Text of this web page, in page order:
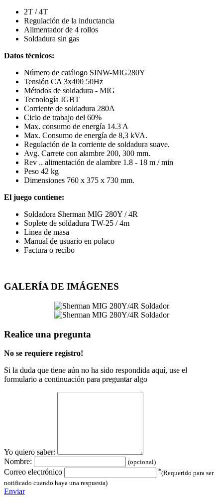
2T / 4T
Regulación de la inductancia
Alimentador de 4 rollos
Soldadura sin gas
Datos técnicos:
Número de catálogo SINW-MIG280Y
Tensión CA 3x400 50Hz
Métodos de soldadura - MIG
Tecnología IGBT
Corriente de soldadura 280A
Ciclo de trabajo del 60%
Max. consumo de energía 14.3 A
Max. Consumo de energía de 8,3 kVA.
Regulación de la corriente de soldadura suave.
Avg. Carrete con alambre 200, 300 mm.
Rev .. alimentación de alambre 1.8 - 18 m / min
Peso 42 kg
Dimensiones 760 x 375 x 730 mm.
El juego contiene:
Soldadora Sherman MIG 280Y / 4R
Soplete de soldadura TW-25 / 4m
Linea de masa
Manual de usuario en polaco
Factura o recibo
GALERÍA DE IMÁGENES
Realice una pregunta
No se requiere registro!
Si la duda que tiene aún no ha sido respondida aquí, use el
formulario a continuación para preguntar algo
Yo quiero saber:
Nombre:
(opcional)
Correo electrónico *(Requerido para ser
notificado cuando haya una respuesta)
Enviar